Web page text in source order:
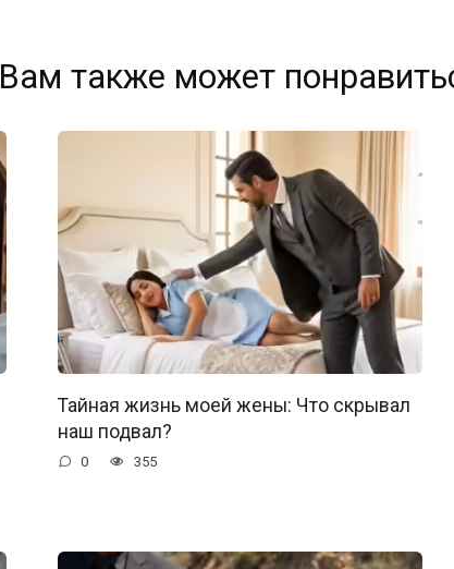
Вам также может
Тайная жизнь моей жены: Что скрывал
наш подвал?
0 355